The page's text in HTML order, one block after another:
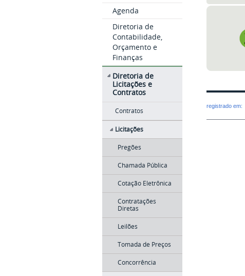
Agenda
Diretoria de
Contabilidade,
Orçamento e
Finanças
Diretoria de
Licitações e
Contratos
Contratos
Licitações
Pregões
Chamada Pública
Cotação Eletrônica
Contratações
Diretas
Leilões
Tomada de Preços
Concorrência
registrado em: